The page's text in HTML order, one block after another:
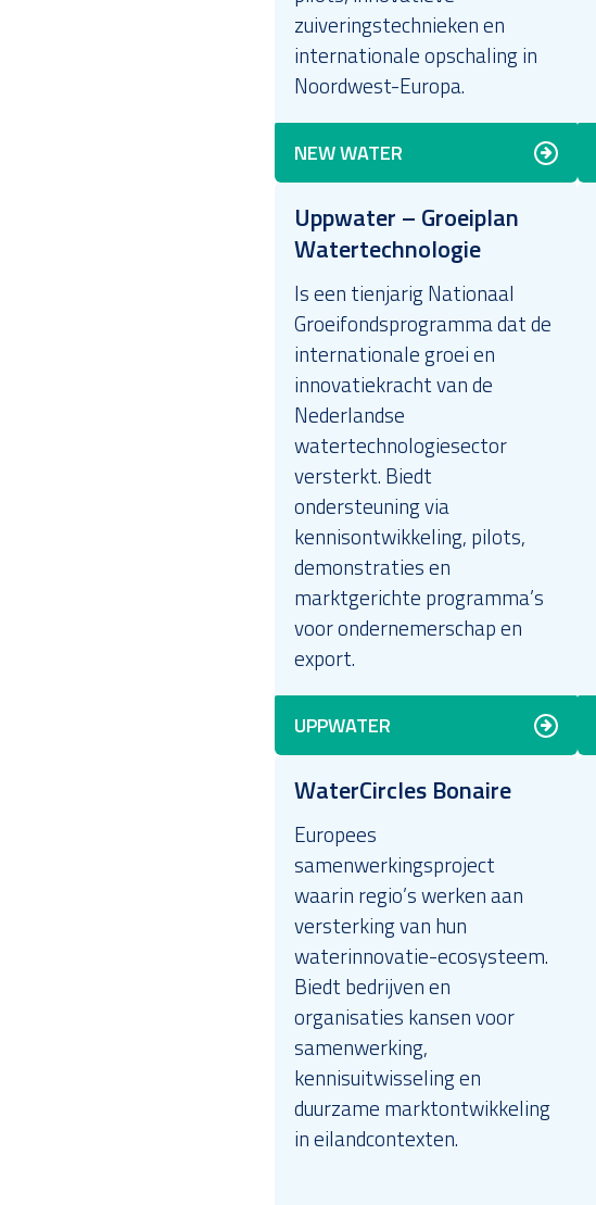
zuiveringstechnieken en
internationale opschaling in
Noordwest-Europa.
NEW WATER
Uppwater – Groeiplan
Watertechnologie
Is een tienjarig Nationaal
Groeifondsprogramma dat de
internationale groei en
innovatiekracht van de
Nederlandse
watertechnologiesector
versterkt. Biedt
ondersteuning via
kennisontwikkeling, pilots,
demonstraties en
marktgerichte programma’s
voor ondernemerschap en
export.
UPPWATER
WaterCircles Bonaire
Europees
samenwerkingsproject
waarin regio’s werken aan
versterking van hun
waterinnovatie-ecosysteem.
Biedt bedrijven en
organisaties kansen voor
samenwerking,
kennisuitwisseling en
duurzame marktontwikkeling
in eilandcontexten.